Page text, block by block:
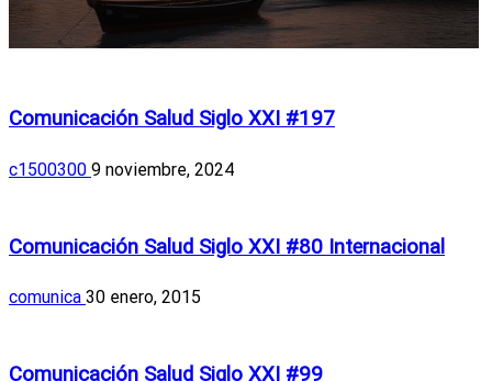
Comunicación Salud Siglo XXI #197
c1500300 9 noviembre, 2024
Comunicación Salud Siglo XXI #80 Internacional
comunica 30 enero, 2015
Comunicación Salud Siglo XXI #99